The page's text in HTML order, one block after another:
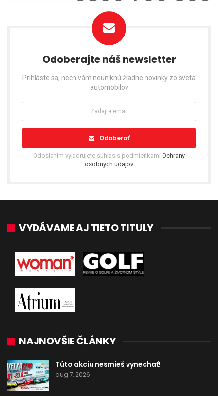
Odoberajte náš newsletter
Prihláste sa, nech vám neuniknú žiadne novinky zo sveta
automobilov
Odoberať
Odoslaním vyjadrujete súhlas s podmienkami Ochrany
osobných údajov
VYDÁVAME AJ TIETO TITULY
NAJNOVŠIE ČLÁNKY
Túto akciu nesmieš vynechať!
aug 7, 2026